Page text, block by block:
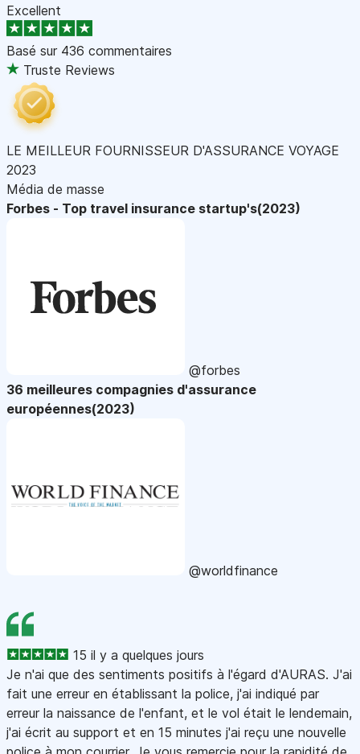
Excellent
Basé sur 436 commentaires
Truste Reviews
LE MEILLEUR FOURNISSEUR D'ASSURANCE VOYAGE
2023
Média de masse
Forbes - Top travel insurance startup's(2023)
@forbes
36 meilleures compagnies d'assurance
européennes(2023)
@worldfinance
15 il y a quelques jours
Je n'ai que des sentiments positifs à l'égard d'AURAS. J'ai
fait une erreur en établissant la police, j'ai indiqué par
erreur la naissance de l'enfant, et le vol était le lendemain,
j'ai écrit au support et en 15 minutes j'ai reçu une nouvelle